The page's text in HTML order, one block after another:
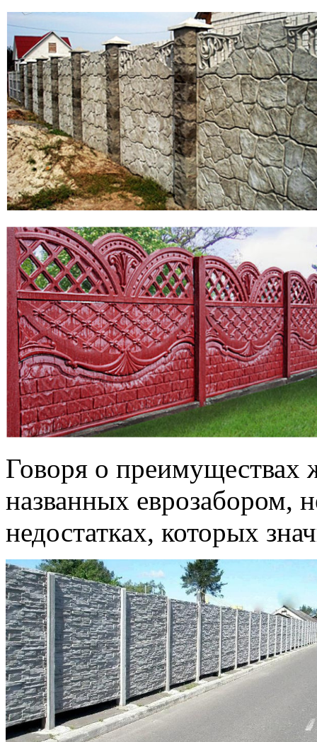
Говоря о преимуществах
названных еврозабором,
недостатках, которых